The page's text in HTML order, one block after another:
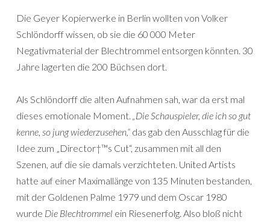
Die Geyer Kopierwerke in Berlin wollten von Volker
Schlöndorff wissen, ob sie die 60 000 Meter
Negativmaterial der Blechtrommel entsorgen könnten. 30
Jahre lagerten die 200 Büchsen dort.
Als Schlöndorff die alten Aufnahmen sah, war da erst mal
dieses emotionale Moment. „Die Schauspieler, die ich so gut
kenne, so jung wiederzusehen,“ das gab den Ausschlag für die
Idee zum „Director†™s Cut“, zusammen mit all den
Szenen, auf die sie damals verzichteten. United Artists
hatte auf einer Maximallänge von 135 Minuten bestanden,
mit der Goldenen Palme 1979 und dem Oscar 1980
wurde Die Blechtrommel ein Riesenerfolg. Also bloß nicht